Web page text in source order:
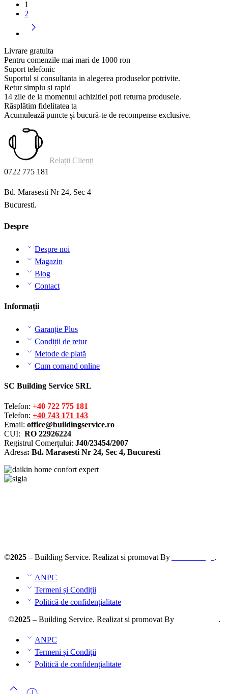
1
2
Livrare gratuita
Pentru comenzile mai mari de 1000 ron
Suport telefonic
Suportul si consultanta in alegerea produselor potrivite.
Retur simplu și rapid
14 zile de la momentul achizitiei poti returna produsele.
Răsplătim fidelitatea ta
Acumulează puncte și bucură-te de recompense exclusive.
Relații Clienți
0722 775 181
Bd. Marasesti Nr 24, Sec 4
Bucuresti.
Despre
Despre noi
Magazin
Blog
Contact
Informații
Garanție Plus
Condiții de retur
Metode de plată
Cum comand online
SC Building Service SRL
Telefon: +40 722 775 181
Telefon: +40 743 171 143
Email: office@buildingservice.ro
CUI: RO 22926224
Registrul Comerțului: J40/23454/2007
Adresa: Bd. Marasesti Nr 24, Sec 4, Bucuresti
©2025 – Building Service. Realizat si promovat By .
ANPC
Termeni și Condiții
Politică de confidențialitate
©2025– Building Service. Realizat si promovat By .
ANPC
Termeni și Condiții
Politică de confidențialitate